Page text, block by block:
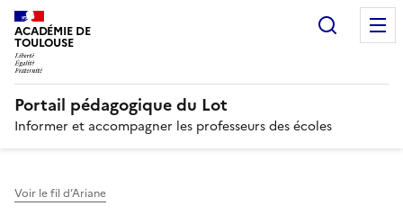
ACADÉMIE DE
TOULOUSE
Portail pédagogique du Lot
Informer et accompagner les professeurs des écoles
Voir le fil d’Ariane